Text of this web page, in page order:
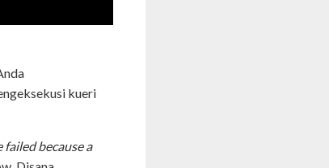
kueri
because a